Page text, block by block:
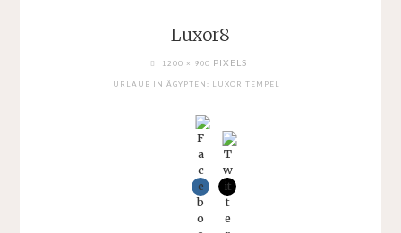
Luxor8
FULL1200 × 900 PIXELS
URLAUB IN ÄGYPTEN: LUXOR TEMPEL